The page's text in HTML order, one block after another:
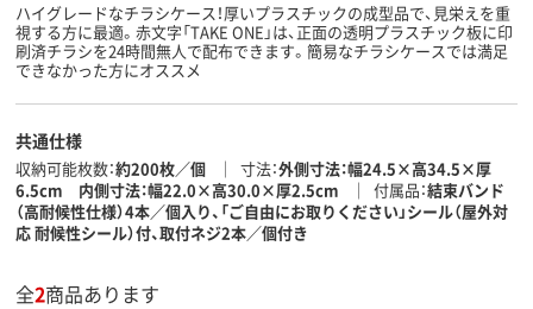
ハイグレードなチラシケース！厚いプラスチックの成型品で、見栄えを重
視する方に最適。赤文字「TAKE ONE」は、正面の透明プラスチック板に印
刷済チラシを24時間無人で配布できます。簡易なチラシケースでは満足
できなかった方にオススメ
共通仕様
収納可能枚数 約200枚／個 寸法 外側寸法：幅24.5×高34.5×厚
6.5cm 内側寸法：幅22.0×高30.0×厚2.5cm
付属品 結束バンド
（高耐候性仕様）4本／個入り、「ご自由にお取りください」シール（屋外対
応 耐候性シール）付、取付ネジ2本／個付き
全2商品あります